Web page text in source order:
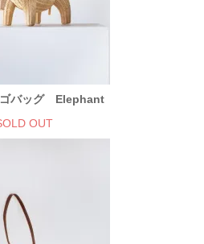
バッグ Elephant
OUT